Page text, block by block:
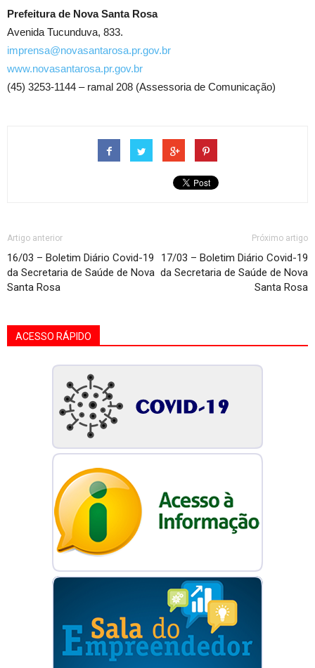
Prefeitura de Nova Santa Rosa
Avenida Tucunduva, 833.
imprensa@novasantarosa.pr.gov.br
www.novasantarosa.pr.gov.br
(45) 3253-1144 – ramal 208 (Assessoria de Comunicação)
Artigo anterior
16/03 – Boletim Diário Covid-19
da Secretaria de Saúde de Nova
Santa Rosa
Próximo artigo
17/03 – Boletim Diário Covid-19
da Secretaria de Saúde de Nova
Santa Rosa
ACESSO RÁPIDO